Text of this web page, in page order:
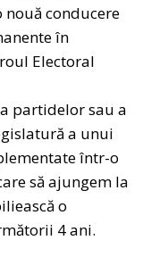
conducere
în
Electoral
partidelor sau a
a unui
într-o
să ajungem la
o
4 ani.